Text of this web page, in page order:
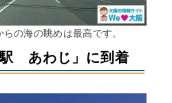
の海の眺めは最高です。
あわじ」に到着